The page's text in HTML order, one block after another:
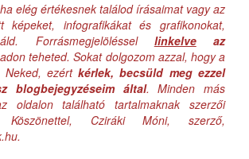
elég értékesnek találod írásaimat vagy az
képeket, infografikákat és grafikonokat,
Forrásmegjelöléssel linkelveaz
teheted. Sokat dolgozom azzal, hogy a
Neked, ezértkérlek, becsüld meg ezzel
blogbejegyzéseim által. Minden más
oldalon található tartalmaknak szerzői
Cziráki Móni, szerző,